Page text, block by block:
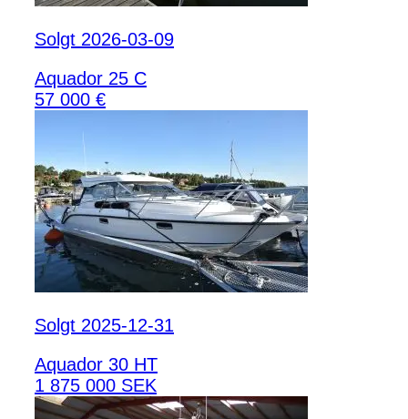
Solgt 2026-03-09
Aquador 25 C
57 000 €
Solgt 2025-12-31
Aquador 30 HT
1 875 000 SEK